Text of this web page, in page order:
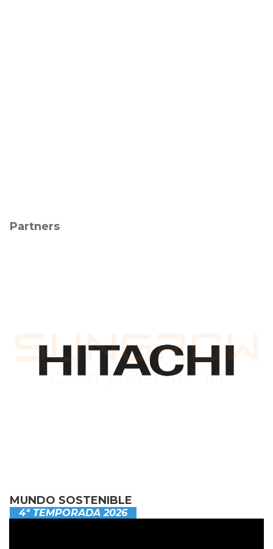
Partners
MUNDO SOSTENIBLE
4ª TEMPORADA 2026